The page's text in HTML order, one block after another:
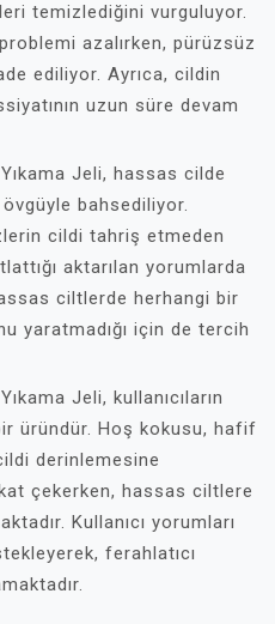
temizlediğini vurguluyor.
azalırken, pürüzsüz
ediliyor. Ayrıca, cildin
uzun süre devam
Jeli, hassas cilde
bahsediliyor.
cildi tahriş etmeden
aktarılan yorumlarda
ciltlerde herhangi bir
yaratmadığı için de tercih
Jeli, kullanıcıların
üründür. Hoş kokusu, hafif
derinlemesine
çekerken, hassas ciltlere
Kullanıcı yorumları
ferahlatıcı